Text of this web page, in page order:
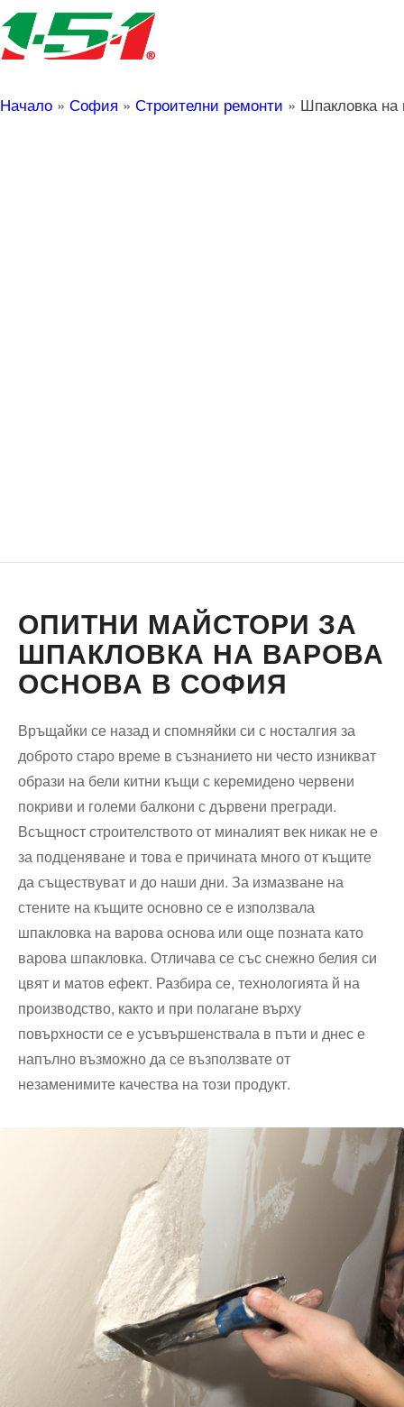
Начало » София » Строителни ремонти » Шпакловка на
ОПИТНИ МАЙСТОРИ ЗА
ШПАКЛОВКА НА ВАРОВА
ОСНОВА В СОФИЯ
Връщайки се назад и спомняйки си с носталгия за
доброто старо време в съзнанието ни често изникват
образи на бели китни къщи с керемидено червени
покриви и големи балкони с дървени прегради.
Всъщност строителството от миналият век никак не е
за подценяване и това е причината много от къщите
да съществуват и до наши дни. За измазване на
стените на къщите основно се е използвала
шпакловка на варова основа или още позната като
варова шпакловка. Отличава се със снежно белия си
цвят и матов ефект. Разбира се, технологията й на
производство, както и при полагане върху
повърхности се е усъвършенствала в пъти и днес е
напълно възможно да се възползвате от
незаменимите качества на този продукт.